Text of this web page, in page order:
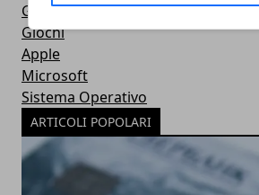
Giochi
Giochi
Apple
Microsoft
Sistema Operativo
ARTICOLI POPOLARI